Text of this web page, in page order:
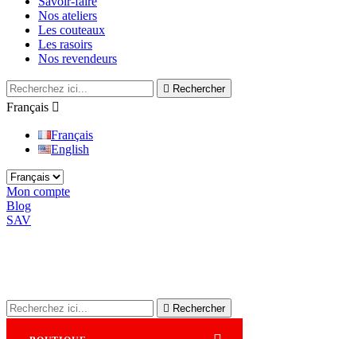
Nos ateliers
Les couteaux
Les rasoirs
Nos revendeurs
 Rechercher
Français 
Français
English
Mon compte
Blog
SAV
 Rechercher